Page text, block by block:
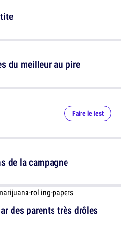
du meilleur au pire
des parents très drôles
Faire le test
de la campagne